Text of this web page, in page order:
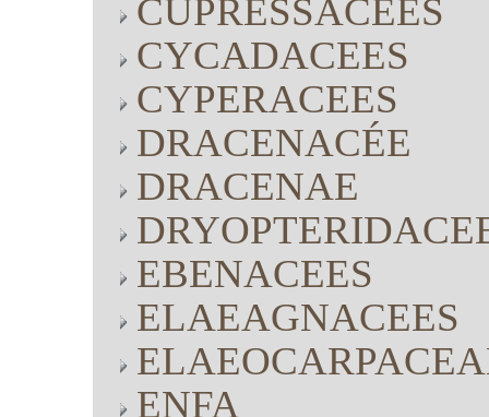
CUPRESSACEES
CYCADACEES
CYPERACEES
DRACENACÉE
DRACENAE
EBENACEES
ELAEAGNACEES
ENFA